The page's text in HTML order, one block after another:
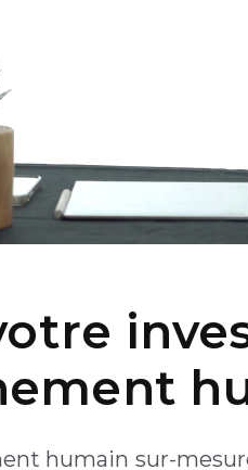
humain sur-